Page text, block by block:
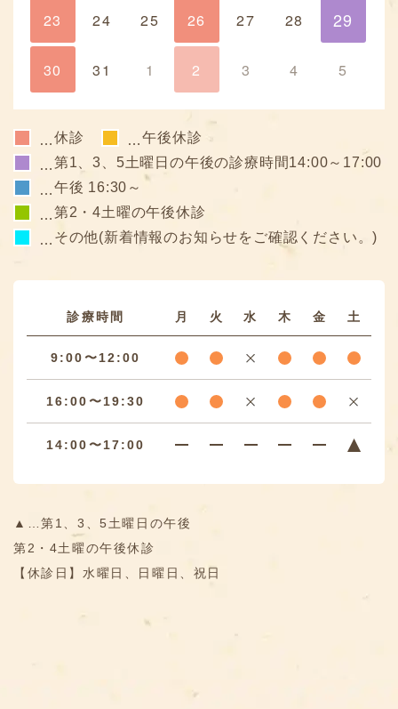
23 24 25 26 27 28 29
29
30 31 1 2 3 4 5
…休診 …午後休診
…第1、3、5土曜日の午後の診療時間14:00～17:00
…午後 16:30～
…第2・4土曜の午後休診
… その他(新着情報のお知らせをご確認ください。)
診療時間 月 火 水 木 金 土
9:00〜12:00
16:00〜19:30
14:00〜17:00
▲…第1、3、5土曜日の午後
第2・4土曜の午後休診
【休診日】水曜日、日曜日、祝日